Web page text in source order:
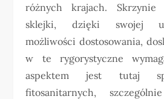
różnych krajach. Skrzynie
sklejki, dzięki swojej
możliwości dostosowania,
w te rygorystyczne
aspektem jest tutaj
fitosanitarnych,